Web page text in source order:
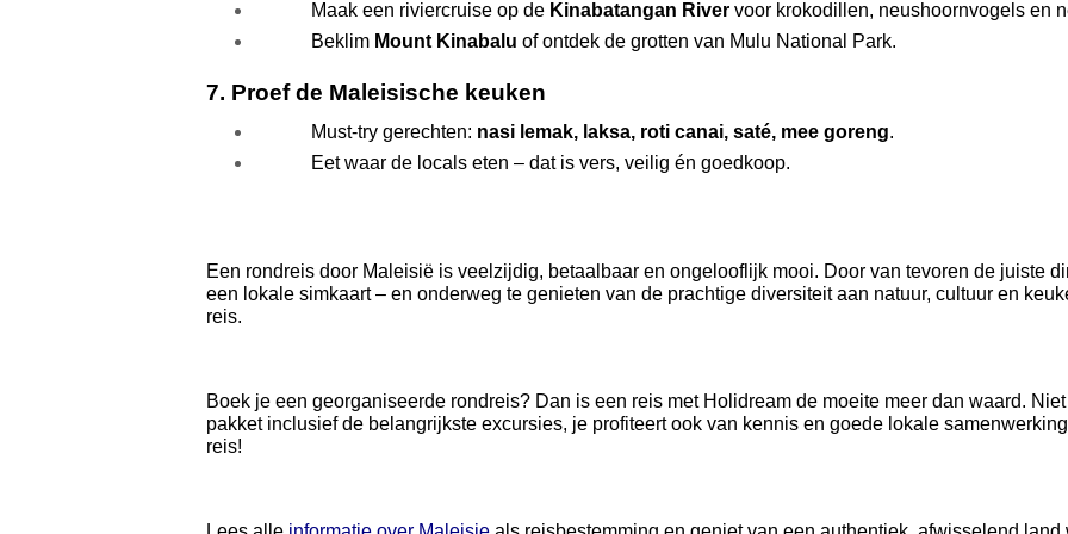
Maak een riviercruise op de Kinabatangan River voor krokodillen, neushoornvogels en
Beklim Mount Kinabalu of ontdek de grotten van Mulu National Park.
7. Proef de Maleisische keuken
Must-try gerechten: nasi lemak, laksa, roti canai, saté, mee goreng.
Eet waar de locals eten – dat is vers, veilig én goedkoop.
Een rondreis door Maleisië is veelzijdig, betaalbaar en ongelooflijk mooi. Door van tevoren de juiste
een lokale simkaart – en onderweg te genieten van de prachtige diversiteit aan natuur, cultuur en
reis.
Boek je een georganiseerde rondreis? Dan is een reis met Holidream de moeite meer dan waard.
pakket inclusief de belangrijkste excursies, je profiteert ook van kennis en goede lokale
reis!